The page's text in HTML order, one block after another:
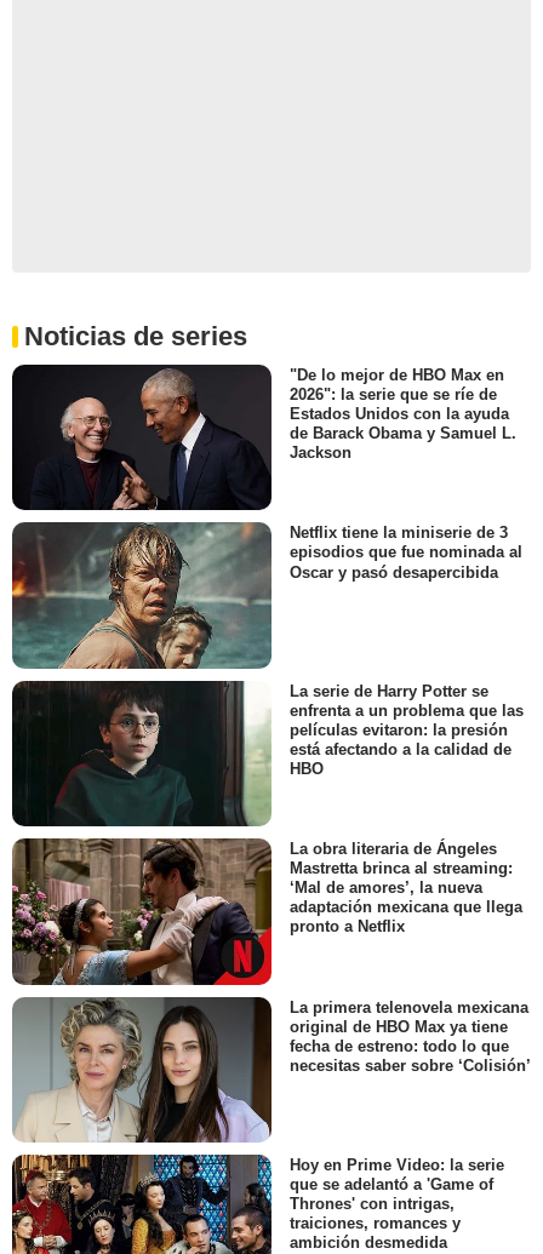
Noticias de series
"De lo mejor de HBO Max en
2026": la serie que se ríe de
Estados Unidos con la ayuda
de Barack Obama y Samuel L.
Jackson
Netflix tiene la miniserie de 3
episodios que fue nominada al
Oscar y pasó desapercibida
La serie de Harry Potter se
enfrenta a un problema que las
películas evitaron: la presión
está afectando a la calidad de
HBO
La obra literaria de Ángeles
Mastretta brinca al streaming:
‘Mal de amores’, la nueva
adaptación mexicana que llega
pronto a Netflix
La primera telenovela mexicana
original de HBO Max ya tiene
fecha de estreno: todo lo que
necesitas saber sobre ‘Colisión’
Hoy en Prime Video: la serie
que se adelantó a 'Game of
Thrones' con intrigas,
traiciones, romances y
ambición desmedida